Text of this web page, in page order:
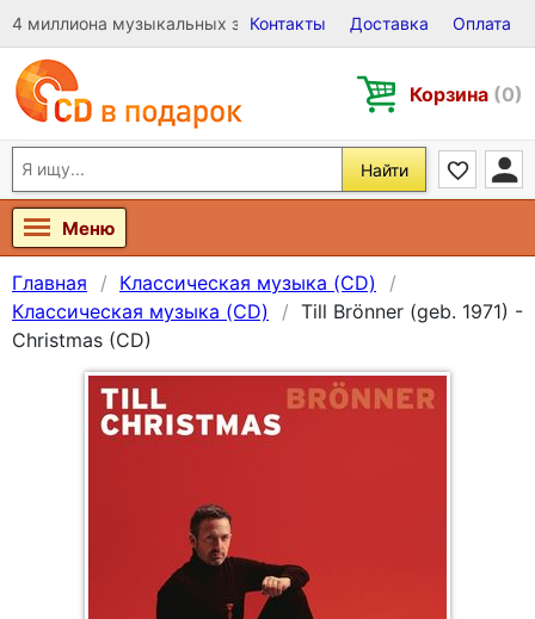
4 миллиона музыкальных записей на Виниле, CD и DVD
Контакты Доставка Оплата
Корзина (0)
Найти
Меню
Главная
Классическая музыка (CD)
Классическая музыка (CD)
Till Brönner (geb. 1971) -
Christmas (CD)